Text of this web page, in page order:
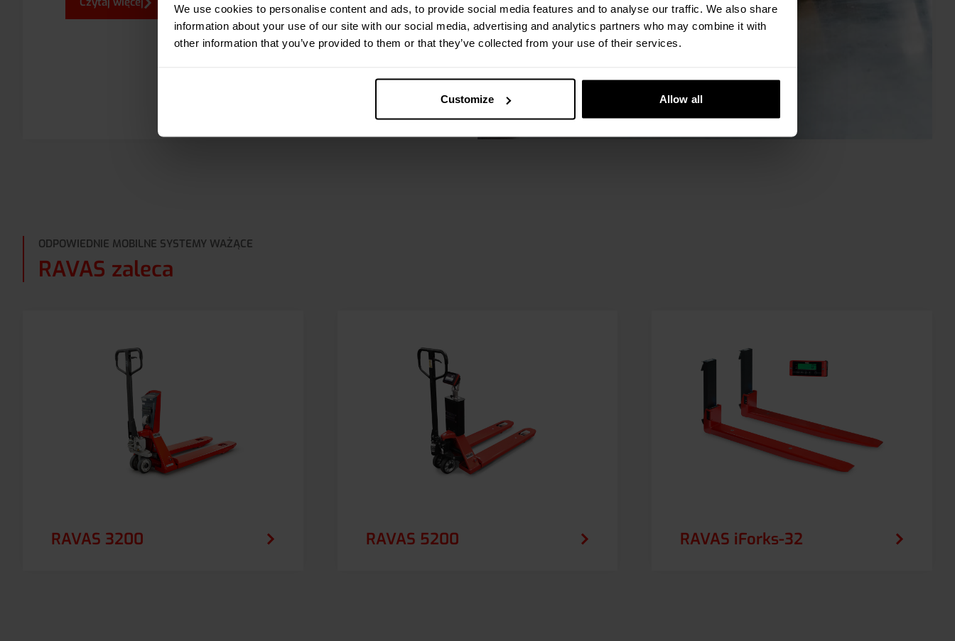
We use cookies to personalise content and ads, to provide social media features and to analyse our traffic. We also share
information about your use of our site with our social media, advertising and analytics partners who may combine it with
other information that you’ve provided to them or that they’ve collected from your use of their services.
Customize Allow all
ODPOWIEDNIE MOBILNE SYSTEMY WAŻĄCE
RAVAS zaleca
RAVAS 3200 RAVAS 5200 RAVAS iForks-32